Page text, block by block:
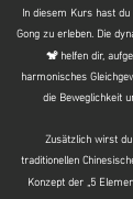
In diesem Kurs hast
Gong zu erleben. Die
🐒 helfen dir,
harmonisches
die Beweglichkeit
Zusätzlich wirst
traditionellen
Konzept der „5